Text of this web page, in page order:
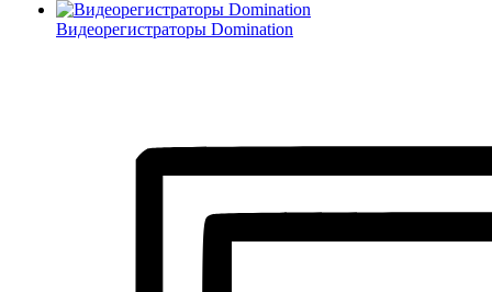
Видеорегистраторы Domination